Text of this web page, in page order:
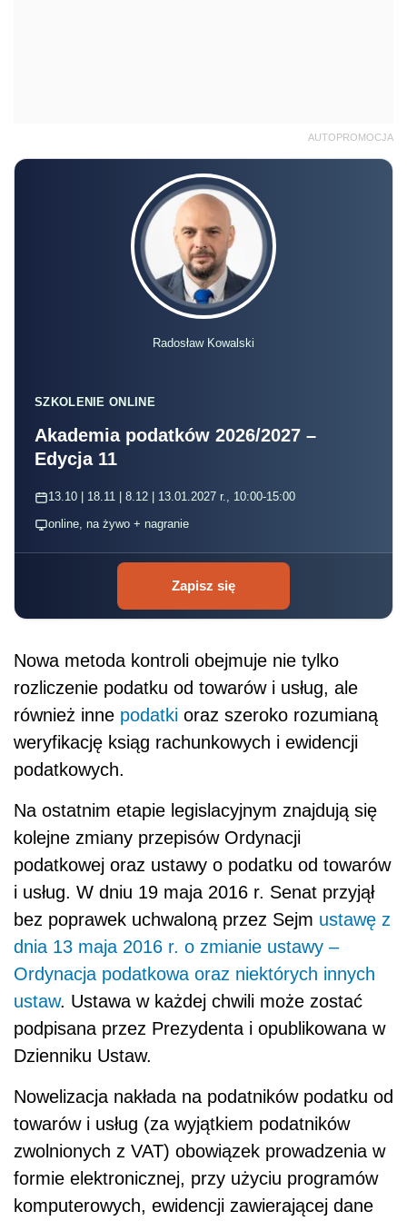
AUTOPROMOCJA
Radosław Kowalski
SZKOLENIE ONLINE
Akademia podatków 2026/2027 –
Edycja 11
13.10 | 18.11 | 8.12 | 13.01.2027 r., 10:00-15:00
online, na żywo + nagranie
Zapisz się
Nowa metoda kontroli obejmuje nie tylko
rozliczenie podatku od towarów i usług, ale
również inne podatki oraz szeroko rozumianą
weryfikację ksiąg rachunkowych i ewidencji
podatkowych.
Na ostatnim etapie legislacyjnym znajdują się
kolejne zmiany przepisów Ordynacji
podatkowej oraz ustawy o podatku od towarów
i usług. W dniu 19 maja 2016 r. Senat przyjął
bez poprawek uchwaloną przez Sejm ustawę z
dnia 13 maja 2016 r. o zmianie ustawy –
Ordynacja podatkowa oraz niektórych innych
ustaw. Ustawa w każdej chwili może zostać
podpisana przez Prezydenta i opublikowana w
Dzienniku Ustaw.
Nowelizacja nakłada na podatników podatku od
towarów i usług (za wyjątkiem podatników
zwolnionych z VAT) obowiązek prowadzenia w
formie elektronicznej, przy użyciu programów
komputerowych, ewidencji zawierającej dane